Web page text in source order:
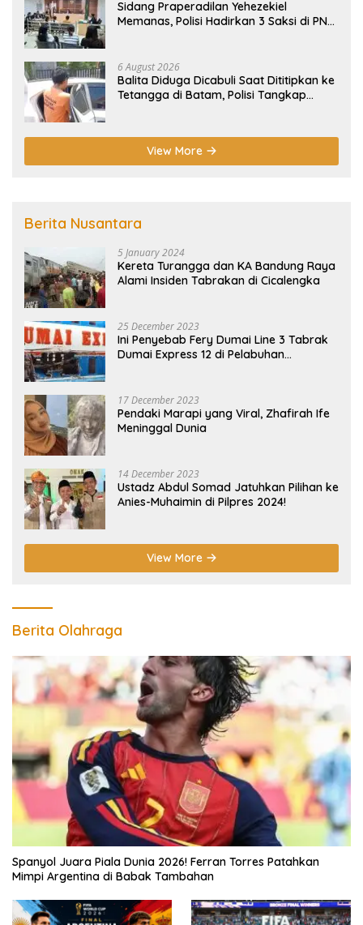
Sidang Praperadilan Yehezekiel
Memanas, Polisi Hadirkan 3 Saksi di PN
6 August 2026
Balita Diduga Dicabuli Saat Dititipkan ke
Tetangga di Batam, Polisi Tangkap
View More
Berita Nusantara
5 January 2024
Kereta Turangga dan KA Bandung Raya
Alami Insiden Tabrakan di Cicalengka
25 December 2023
Ini Penyebab Fery Dumai Line 3 Tabrak
Dumai Express 12 di Pelabuhan
17 December 2023
Pendaki Marapi yang Viral, Zhafirah Ife
Meninggal Dunia
14 December 2023
Ustadz Abdul Somad Jatuhkan Pilihan ke
Anies-Muhaimin di Pilpres 2024!
View More
Berita Olahraga
Spanyol Juara Piala Dunia 2026! Ferran Torres Patahkan
Mimpi Argentina di Babak Tambahan